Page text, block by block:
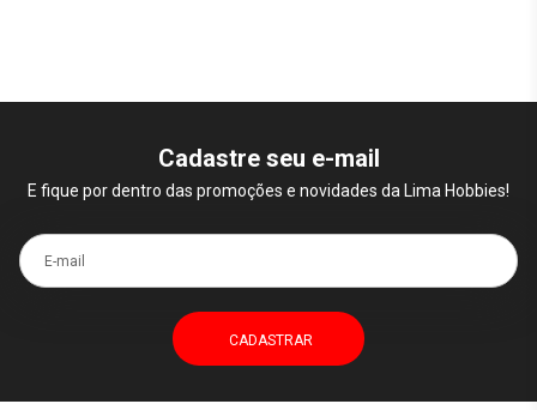
Cadastre seu e-mail
E fique por dentro das promoções e novidades da Lima Hobbies!
E-mail